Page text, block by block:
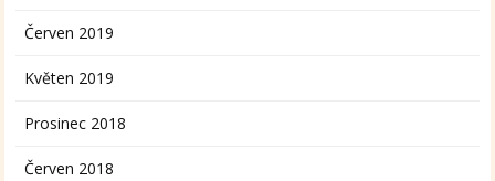
Červen 2019
Květen 2019
Prosinec 2018
Červen 2018